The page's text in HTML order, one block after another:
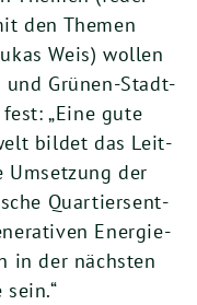
den The­men
Weis) wol­len
und Grü­nen-Stadt­
„Eine gute
bil­det das Leit­
der
Quar­tiers­ent­
Ener­gie­
in der nächs­ten